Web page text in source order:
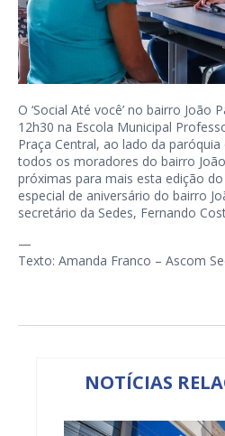
O ‘Social Até você’ no bairro João
12h30 na Escola Municipal
Praça Central, ao lado da
todos os moradores do bairro
próximas para mais esta edição
especial de aniversário do bairro
secretário da Sedes, Fernando
—
Texto: Amanda Franco – Ascom
NOTÍCIAS